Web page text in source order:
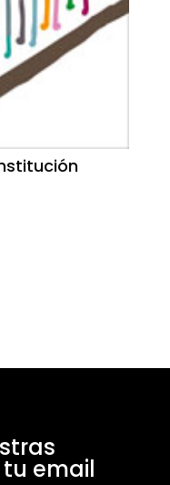
email